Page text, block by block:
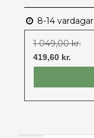
8-14 vardagar
1 049,00 kr.
419,60 kr.